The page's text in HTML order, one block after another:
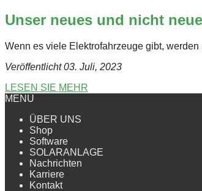
Unser neues und nicht
Wenn es viele Elektrofahrzeuge gibt,
Veröffentlicht 03. Juli, 2023
LESEN SIE MEHR
MENU
ÜBER UNS
Shop
Software
SOLARANLAGE
Nachrichten
Karriere
Kontakt